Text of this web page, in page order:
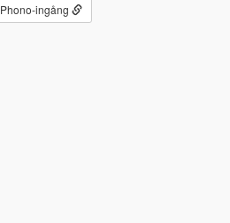
Phono-ingång